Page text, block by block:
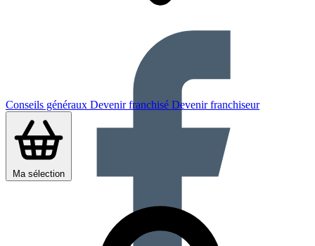
Conseils généraux Devenir franchisé Devenir franchiseur
Ma sélection